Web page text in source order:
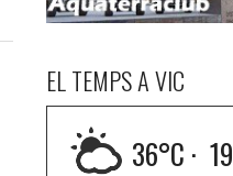
EL TEMPS A VIC
36°C · 19